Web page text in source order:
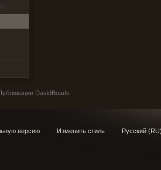
DavidBoads
версию Изменить стиль Русский